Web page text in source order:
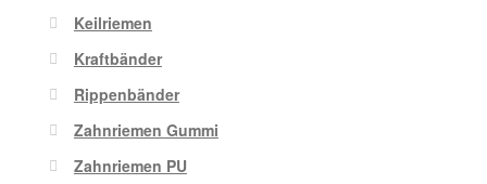
Keilriemen
Kraftbänder
Rippenbänder
Zahnriemen Gummi
Zahnriemen PU